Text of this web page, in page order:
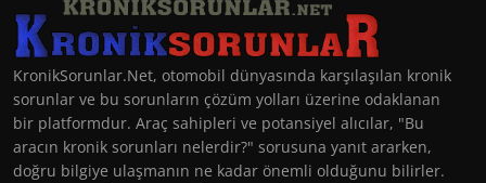
KronikSorunlar.Net, otomobil dünyasında karşılaşılan kronik
sorunlar ve bu sorunların çözüm yolları üzerine odaklanan
bir platformdur. Araç sahipleri ve potansiyel alıcılar, "Bu
aracın kronik sorunları nelerdir?" sorusuna yanıt ararken,
doğru bilgiye ulaşmanın ne kadar önemli olduğunu bilirler.